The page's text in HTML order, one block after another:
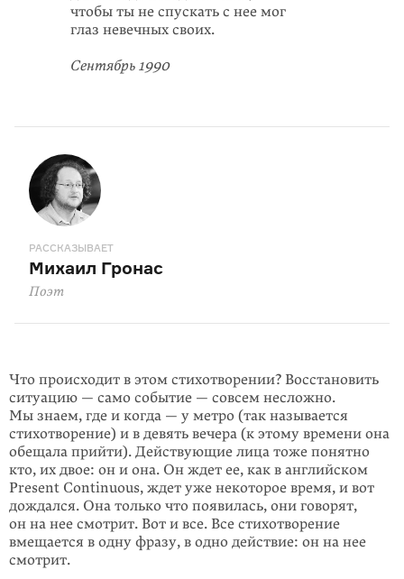
чтобы ты не спускать с нее мог
глаз невечных своих.
Сентябрь 1990
РАССКАЗЫВАЕТ
Михаил Гронас
Поэт
Что происходит в этом стихотворении? Восстановить
ситуацию — само событие — совсем несложно.
Мы знаем, где и когда — у метро (так называется
стихотворение) и в девять вечера (к этому времени она
обещала прийти). Действующие лица тоже понятно
кто, их двое: он и она. Он ждет ее, как в английском
Present Continuous, ждет уже некоторое время, и вот
дождался. Она только что появилась, они говорят,
он на нее смотрит. Вот и все. Все стихотворение
вмещается в одну фразу, в одно действие: он на нее
смотрит.